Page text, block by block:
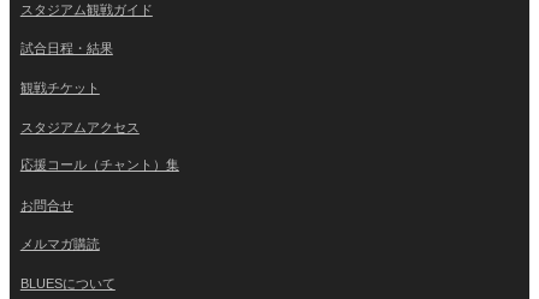
スタジアム観戦ガイド
試合日程・結果
観戦チケット
スタジアムアクセス
応援コール（チャント）集
お問合せ
メルマガ購読
BLUESについて